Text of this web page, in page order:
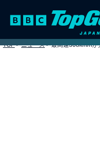
TOP > ニュース > 最高速308km/hが